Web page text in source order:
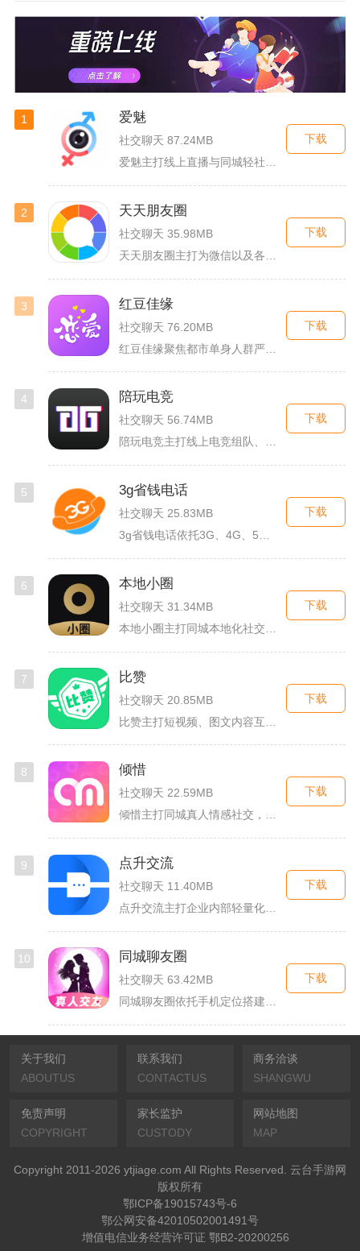
1 爱魅
社交聊天 87.24MB
下载
2 天天朋友圈
社交聊天 35.98MB
下载
3 红豆佳缘
社交聊天 76.20MB
下载
4 陪玩电竞
社交聊天 56.74MB
陪玩电竞主打线上电竞组队、游戏陪练服务，覆盖手游、端游多款热...
下载
5 3g省钱电话
社交聊天 25.83MB
下载
6 本地小圈
社交聊天 31.34MB
下载
7 比赞
社交聊天 20.85MB
下载
8 倾惜
社交聊天 22.59MB
倾惜主打同城真人情感社交，面向有交友、脱单需求的年轻用户，依...
下载
9 点升交流
社交聊天 11.40MB
下载
10 同城聊友圈
社交聊天 63.42MB
下载
关于我们
ABOUTUS
联系我们
CONTACTUS
商务洽谈
SHANGWU
免责声明
COPYRIGHT
家长监护
CUSTODY
网站地图
MAP
Copyright 2011-2026 ytjiage.com All Rights Reserved. 云台手游网
版权所有
鄂ICP备19015743号-6
鄂公网安备42010502001491号
增值电信业务经营许可证 鄂B2-20200256